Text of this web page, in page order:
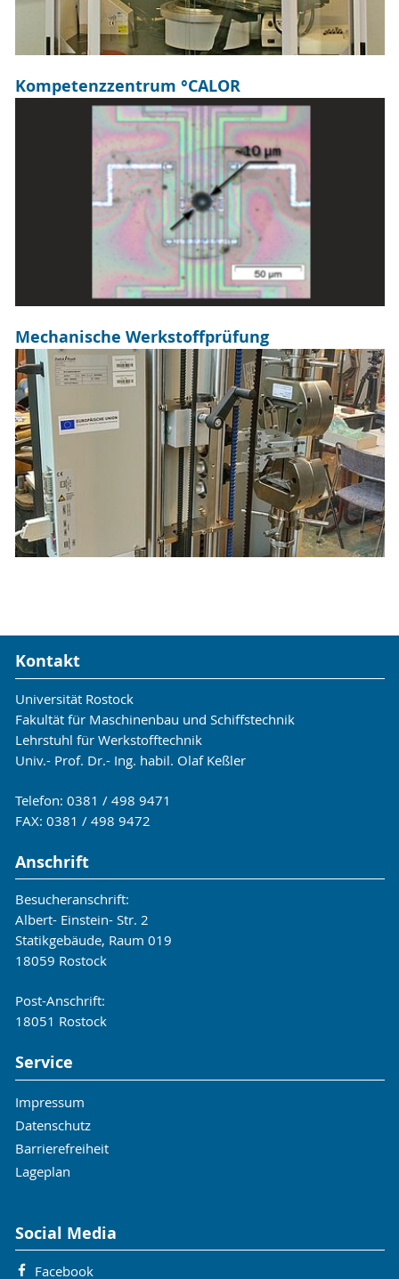
Kompetenzzentrum °CALOR
Mechanische Werkstoffprüfung
Kontakt
Universität Rostock
Fakultät für Maschinenbau und Schiffstechnik
Lehrstuhl für Werkstofftechnik
Univ.- Prof. Dr.- Ing. habil. Olaf Keßler
Telefon: 0381 / 498 9471
FAX: 0381 / 498 9472
Anschrift
Besucheranschrift:
Albert- Einstein- Str. 2
Statikgebäude, Raum 019
18059 Rostock
Post-Anschrift:
18051 Rostock
Service
Impressum
Datenschutz
Barrierefreiheit
Lageplan
Social Media
Facebook